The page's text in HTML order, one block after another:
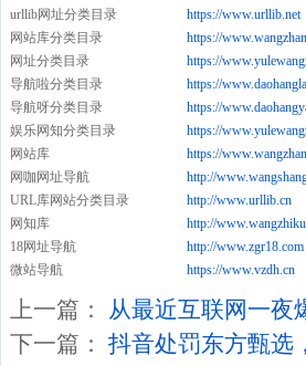
urllib网址分类目录
https://www.urllib.net
网站库分类目录
https://
网址分类目录
https://
导航啦分类目录
https://
导航呀分类目录
https://
娱乐网知分类目录
https://
网站库
https://
网咖网址导航
http://
URL库网站分类目录
http://www.urllib.cn
网知库
http://
18网址导航
http://www.zgr18.com
微站导航
https://www.vzdh.cn
上一篇： 从最近互联网一夜
下一篇： 抖音处罚东方甄选